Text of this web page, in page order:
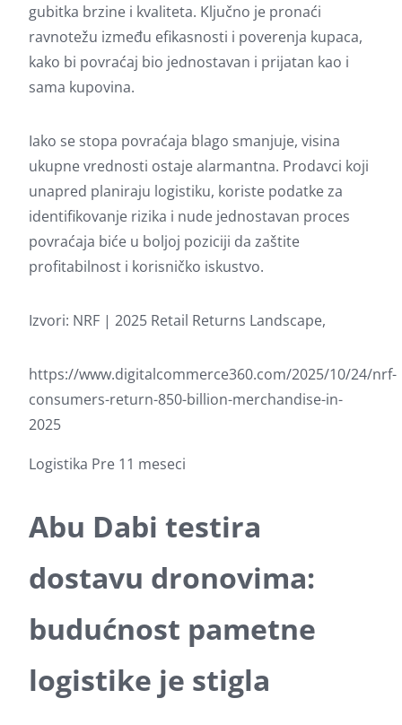
gubitka brzine i kvaliteta. Ključno je pronaći
ravnotežu između efikasnosti i poverenja kupaca,
kako bi povraćaj bio jednostavan i prijatan kao i
sama kupovina.
Iako se stopa povraćaja blago smanjuje, visina
ukupne vrednosti ostaje alarmantna. Prodavci koji
unapred planiraju logistiku, koriste podatke za
identifikovanje rizika i nude jednostavan proces
povraćaja biće u boljoj poziciji da zaštite
profitabilnost i korisničko iskustvo.
Izvori: NRF | 2025 Retail Returns Landscape,
https://www.digitalcommerce360.com/2025/10/24/nrf-
consumers-return-850-billion-merchandise-in-
2025
Logistika Pre 11 meseci
Abu Dabi testira
dostavu dronovima:
budućnost pametne
logistike je stigla